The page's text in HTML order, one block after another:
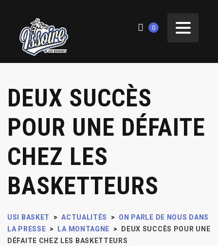
0
DEUX SUCCÈS
POUR UNE DÉFAITE
CHEZ LES
BASKETTEURS
USI BASKET > ACTUALITÉS >
ON PARLE DE NOUS DANS
LA PRESSE > LA MONTAGNE >
DEUX SUCCÈS POUR UNE
DÉFAITE CHEZ LES BASKETTEURS